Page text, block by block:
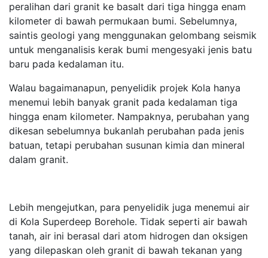
peralihan dari granit ke basalt dari tiga hingga enam
kilometer di bawah permukaan bumi. Sebelumnya,
saintis geologi yang menggunakan gelombang seismik
untuk menganalisis kerak bumi mengesyaki jenis batu
baru pada kedalaman itu.
Walau bagaimanapun, penyelidik projek Kola hanya
menemui lebih banyak granit pada kedalaman tiga
hingga enam kilometer. Nampaknya, perubahan yang
dikesan sebelumnya bukanlah perubahan pada jenis
batuan, tetapi perubahan susunan kimia dan mineral
dalam granit.
Lebih mengejutkan, para penyelidik juga menemui air
di Kola Superdeep Borehole. Tidak seperti air bawah
tanah, air ini berasal dari atom hidrogen dan oksigen
yang dilepaskan oleh granit di bawah tekanan yang